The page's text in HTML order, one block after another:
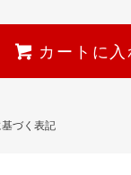
カートに入
づく表記